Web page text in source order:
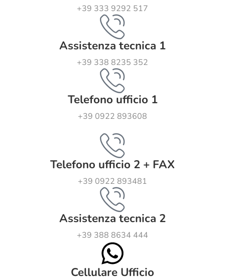
+39 333 9292 517
Assistenza tecnica 1
+39 338 8235 352
Telefono ufficio 1
+39 0922 893608
Telefono ufficio 2 + FAX
+39 0922 893481
Assistenza tecnica 2
+39 388 8634 444
Cellulare Ufficio